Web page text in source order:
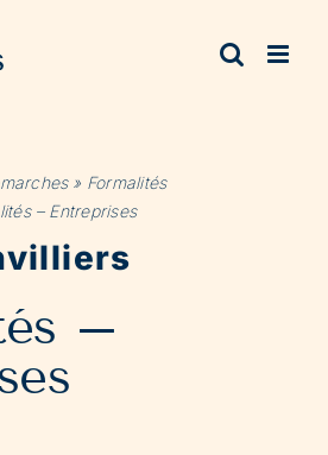
» Formalités
– Entreprises
–